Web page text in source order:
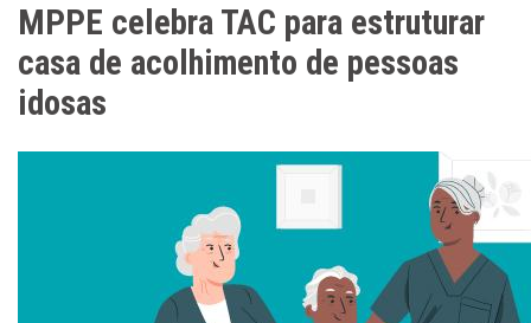
MPPE celebra TAC para estruturar
casa de acolhimento de pessoas
idosas